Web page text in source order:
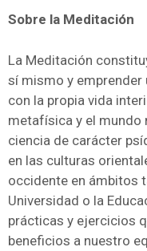
Sobre la Meditación
La Meditación
sí mismo y emprender
con la propia vida
metafísica y el mundo
ciencia de carácter
en las culturas
occidente en ámbitos
Universidad o la
prácticas y ejercicios
beneficios a nuestro